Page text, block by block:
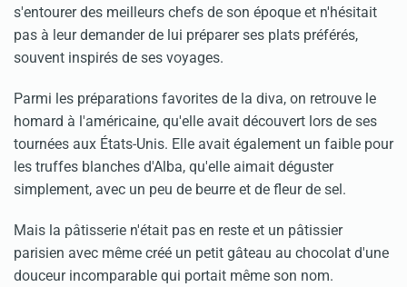
s'entourer des meilleurs chefs de son époque et n'hésitait
pas à leur demander de lui préparer ses plats préférés,
souvent inspirés de ses voyages.
Parmi les préparations favorites de la diva, on retrouve le
homard à l'américaine, qu'elle avait découvert lors de ses
tournées aux États-Unis. Elle avait également un faible pour
les truffes blanches d'Alba, qu'elle aimait déguster
simplement, avec un peu de beurre et de fleur de sel.
Mais la pâtisserie n'était pas en reste et un pâtissier
parisien avec même créé un petit gâteau au chocolat d'une
douceur incomparable qui portait même son nom.